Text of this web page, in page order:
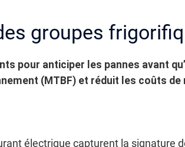
groupes
pour anticiper les pannes avant
(MTBF) et réduit les coûts
électrique capturent la signature